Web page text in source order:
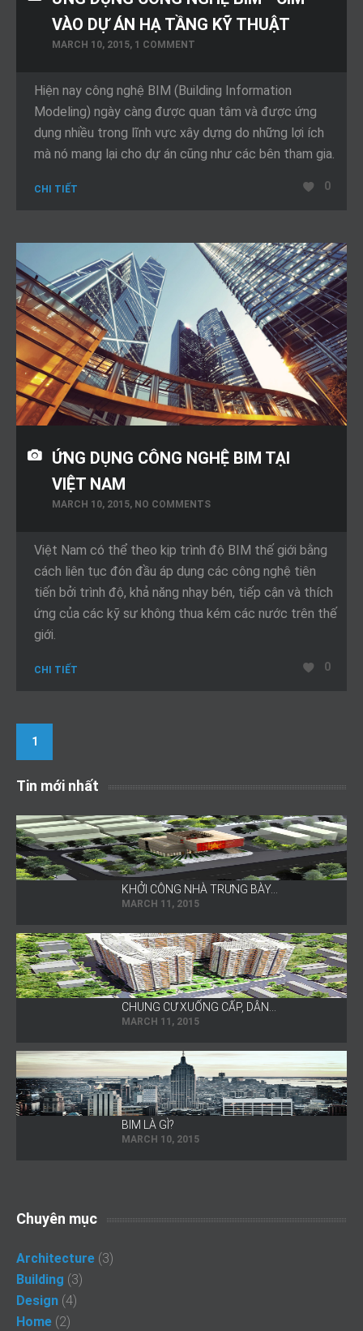
VÀO DỰ ÁN HẠ TẦNG KỸ THUẬT
MARCH 10, 2015, 1 COMMENT
Hiện nay công nghệ BIM (Building Information
Modeling) ngày càng được quan tâm và được ứng
dụng nhiều trong lĩnh vực xây dựng do những lợi ích
mà nó mang lại cho dự án cũng như các bên tham gia.
CHI TIẾT 0
ỨNG DỤNG CÔNG NGHỆ BIM TẠI
VIỆT NAM
MARCH 10, 2015, NO COMMENTS
Việt Nam có thể theo kịp trình độ BIM thế giới bằng
cách liên tục đón đầu áp dụng các công nghệ tiên
tiến bởi trình độ, khả năng nhạy bén, tiếp cận và thích
ứng của các kỹ sư không thua kém các nước trên thế
giới.
CHI TIẾT 0
1
Tin mới nhất
KHỞI CÔNG NHÀ TRƯNG BÀY…
MARCH 11, 2015
CHUNG CƯ XUỐNG CẤP, DÂN…
MARCH 11, 2015
BIM LÀ GÌ?
MARCH 10, 2015
Chuyên mục
Architecture (3)
Building (3)
Design (4)
Home (2)